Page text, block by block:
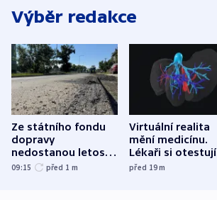
Výběr redakce
Ze státního fondu
dopravy
nedostanou letos
kraje na silnice ani
09:15 před 1 m
Virtuální realita
mění medicínu.
Lékaři si otestují
každý řez, říká
před 19m